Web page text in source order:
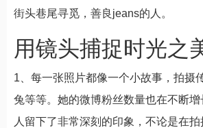
街头巷尾寻觅，善良jeans的人。
用镜头捕捉时光之
1、每一张照片都像一个小故事，拍摄
兔等等。她的微博粉丝数量也在不断
人留下了非常深刻的印象，不论是在